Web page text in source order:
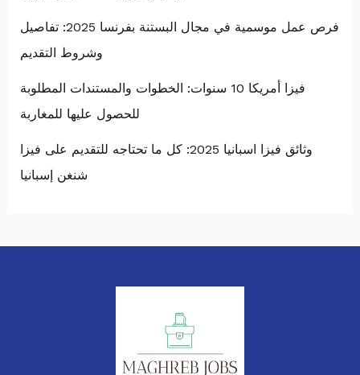
فرص عمل موسمية في مجال البستنة بفرنسا 2025: تفاصيل
وشروط التقديم
فيزا أمريكا 10 سنوات: الخطوات والمستندات المطلوبة
للحصول عليها للمغاربة
وثائق فيزا اسبانيا 2025: كل ما تحتاجه للتقديم على فيزا
شنغن إسبانيا